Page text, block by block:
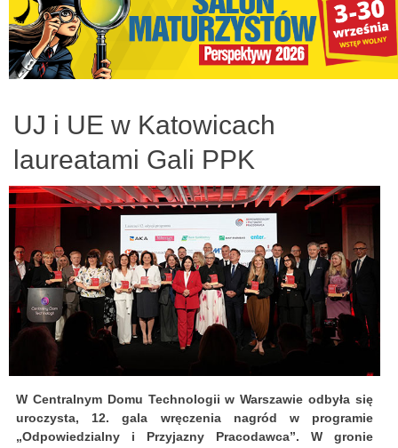
UJ i UE w Katowicach
laureatami Gali PPK
W Centralnym Domu Technologii w Warszawie odbyła się
uroczysta, 12. gala wręczenia nagród w programie
„Odpowiedzialny i Przyjazny Pracodawca”. W gronie